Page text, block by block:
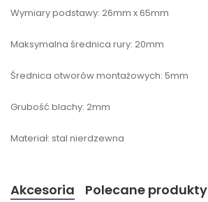
Wymiary podstawy: 26mm x 65mm
Maksymalna średnica rury: 20mm
Średnica otworów montażowych: 5mm
Grubość blachy: 2mm
Materiał: stal nierdzewna
Akcesoria Polecane produkty